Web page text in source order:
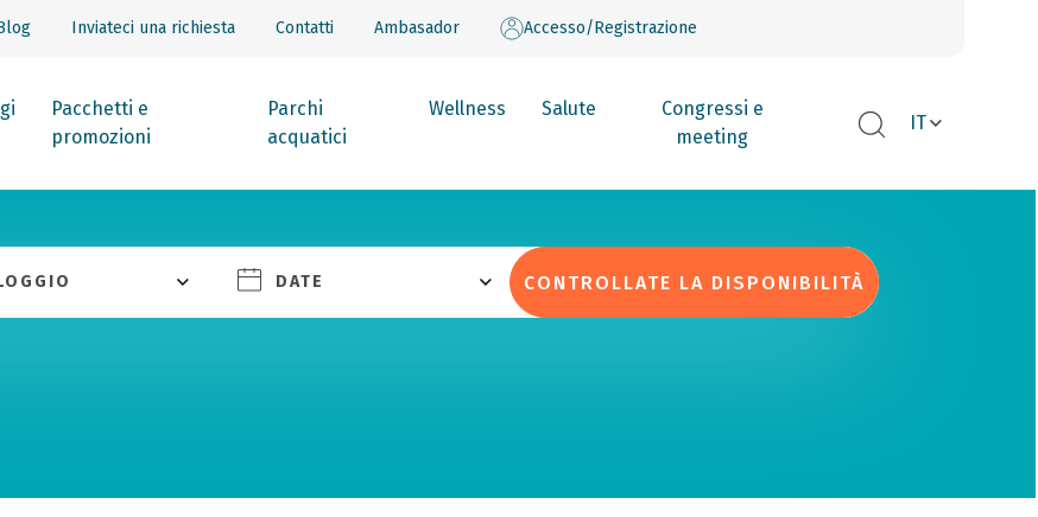
Inviateci una richiesta Contatti Ambasador Accesso/Registrazione
Pacchetti e
promozioni
Parchi
acquatici
Wellness Salute
Congressi e
meeting
IT
DATE CONTROLLATE LA DISPONIBILITÀ